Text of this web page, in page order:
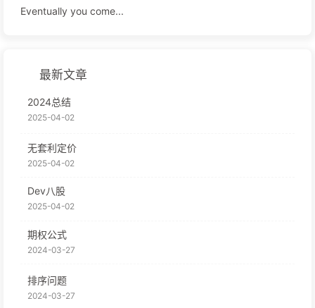
Eventually you come...
最新文章
2024总结
2025-04-02
无套利定价
2025-04-02
Dev八股
2025-04-02
期权公式
2024-03-27
排序问题
2024-03-27